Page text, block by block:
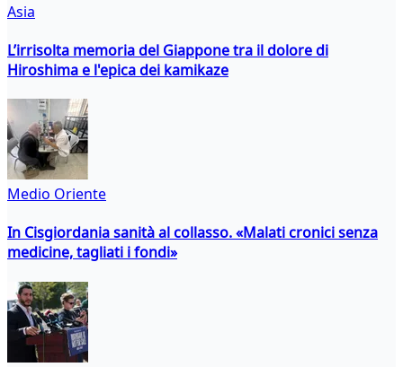
Asia
L’irrisolta memoria del Giappone tra il dolore di
Hiroshima e l'epica dei kamikaze
Medio Oriente
In Cisgiordania sanità al collasso. «Malati cronici senza
medicine, tagliati i fondi»